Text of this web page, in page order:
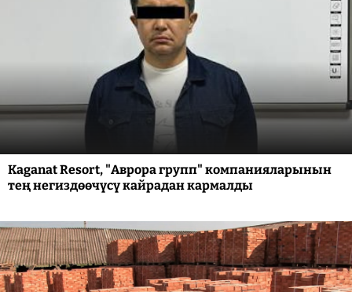
Kaganat Resort, "Аврора групп" компанияларынын
тең негиздөөчүсү кайрадан кармалды